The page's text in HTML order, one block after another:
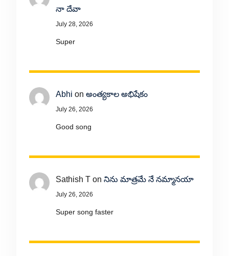
నా దేవా
July 28, 2026
Super
Abhi on అంత్యకాల అభిషేకం
July 26, 2026
Good song
Sathish Ton నిను మాత్రమే నే నమ్మానయా
July 26, 2026
Super song faster